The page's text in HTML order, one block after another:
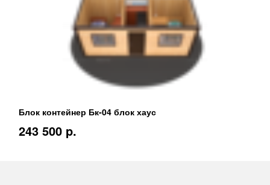
Блок контейнер Бк-04 блок хаус
243 500 p.